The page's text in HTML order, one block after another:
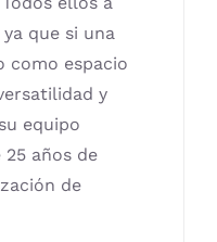
que si una
como espacio
y
equipo
años de
de